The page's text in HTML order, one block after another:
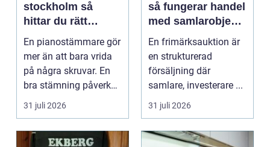
stockholm så
hittar du rätt
expert för ditt
piano
En pianostämmare gör
mer än att bara vrida
på några skruvar. En
bra stämning påverkar
hur pianot låt...
31 juli 2026
så fungerar handel
med samlarobjekt i
praktiken
En frimärksauktion är
en strukturerad
försäljning där
samlare, investerare ...
31 juli 2026